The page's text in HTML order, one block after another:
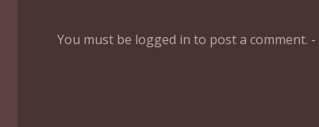
You must be logged in to post a comment. -